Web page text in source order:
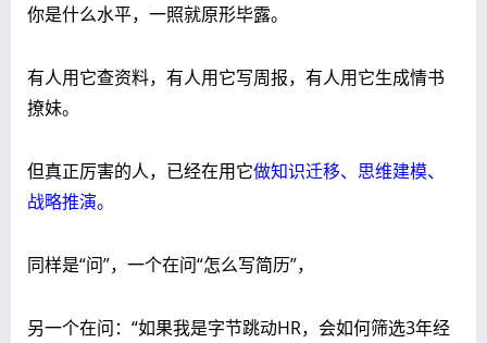
你是什么水平，一照就原形毕露。
有人用它查资料，有人用它写周报，有人用它生成情书
撩妹。
但真正厉害的人，已经在用它做知识迁移、思维建模、
战略推演。
同样是“问”，一个在问“怎么写简历”，
另一个在问：“如果我是字节跳动HR，会如何筛选3年经